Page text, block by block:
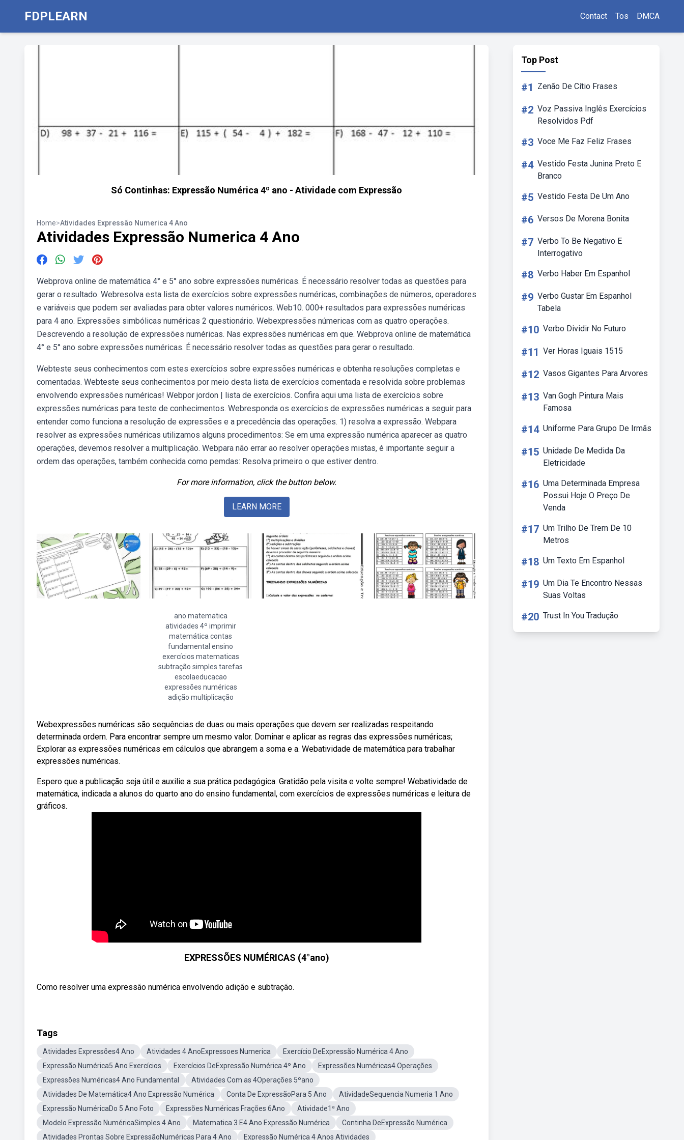
FDPLEARN Contact Tos DMCA
Só Continhas: Expressão Numérica 4º ano - Atividade com Expressão
Home>Atividades Expressão Numerica 4 Ano
Atividades Expressão Numerica 4 Ano
Webprova online de matemática 4° e 5° ano sobre expressões numéricas. É necessário resolver todas as questões para
gerar o resultado. Webresolva esta lista de exercícios sobre expressões numéricas, combinações de números, operadores
e variáveis que podem ser avaliadas para obter valores numéricos. Web10. 000+ resultados para expressões numéricas
para 4 ano. Expressões simbólicas numéricas 2 questionário. Webexpressões númericas com as quatro operações.
Descrevendo a resolução de expressões numéricas. Nas expressões numéricas em que. Webprova online de matemática
4° e 5° ano sobre expressões numéricas. É necessário resolver todas as questões para gerar o resultado.
Webteste seus conhecimentos com estes exercícios sobre expressões numéricas e obtenha resoluções completas e
comentadas. Webteste seus conhecimentos por meio desta lista de exercícios comentada e resolvida sobre problemas
envolvendo expressões numéricas! Webpor jordon | lista de exercícios. Confira aqui uma lista de exercícios sobre
expressões numéricas para teste de conhecimentos. Webresponda os exercícios de expressões numéricas a seguir para
entender como funciona a resolução de expressões e a precedência das operações. 1) resolva a expressão. Webpara
resolver as expressões numéricas utilizamos alguns procedimentos: Se em uma expressão numérica aparecer as quatro
operações, devemos resolver a multiplicação. Webpara não errar ao resolver operações mistas, é importante seguir a
ordem das operações, também conhecida como pemdas: Resolva primeiro o que estiver dentro.
For more information, click the button below.
LEARN MORE
ano matematica
atividades 4º imprimir
matemática contas
fundamental ensino
exercícios matematicas
subtração simples tarefas
escolaeducacao
expressões numéricas
adição multiplicação
Webexpressões numéricas são sequências de duas ou mais operações que devem ser realizadas respeitando
determinada ordem. Para encontrar sempre um mesmo valor. Dominar e aplicar as regras das expressões numéricas;
Explorar as expressões numéricas em cálculos que abrangem a soma e a. Webatividade de matemática para trabalhar
expressões numéricas.
Espero que a publicação seja útil e auxilie a sua prática pedagógica. Gratidão pela visita e volte sempre! Webatividade de
matemática, indicada a alunos do quarto ano do ensino fundamental, com exercícios de expressões numéricas e leitura de
gráficos.
EXPRESSÕES NUMÉRICAS (4°ano)
Como resolver uma expressão numérica envolvendo adição e subtração.
Tags
Atividades Expressões4 Ano Atividades 4 AnoExpressoes Numerica
Exercício DeExpressão Numérica 4 Ano
Expressão Numérica5 Ano Exercícios
Exercícios DeExpressão Numérica 4º Ano
Expressões Numéricas4 Operações
Expressões Numéricas4 Ano Fundamental
Atividades Com as 4Operações 5ºano
Atividades De Matemática4 Ano Expressão Numérica
Conta De ExpressãoPara 5 Ano
AtividadeSequencia Numeria 1 Ano
Expressão NuméricaDo 5 Ano Foto
Expressões Numéricas Frações 6Ano
Atividade1ª Ano
Modelo Expressão NuméricaSimples 4 Ano
Matematica 3 E4 Ano Expressão Numérica
Continha DeExpressão Numérica
Atividades Prontas Sobre ExpressãoNuméricas Para 4 Ano
Expressão Numérica 4 Anos Atividades
Top Post
#1 Zenão De Cítio Frases
#2 Voz Passiva Inglês Exercícios
Resolvidos Pdf
#3 Voce Me Faz Feliz Frases
#4 Vestido Festa Junina Preto E
Branco
#5 Vestido Festa De Um Ano
#6 Versos De Morena Bonita
#7 Verbo To Be Negativo E
Interrogativo
#8 Verbo Haber Em Espanhol
#9 Verbo Gustar Em Espanhol
Tabela
#10 Verbo Dividir No Futuro
#11 Ver Horas Iguais 1515
#12 Vasos Gigantes Para Arvores
#13 Van Gogh Pintura Mais
Famosa
#14 Uniforme Para Grupo De Irmãs
#15 Unidade De Medida Da
Eletricidade
#16 Uma Determinada Empresa
Possui Hoje O Preço De
Venda
#17 Um Trilho De Trem De 10
Metros
#18 Um Texto Em Espanhol
#19 Um Dia Te Encontro Nessas
Suas Voltas
#20 Trust In You Tradução